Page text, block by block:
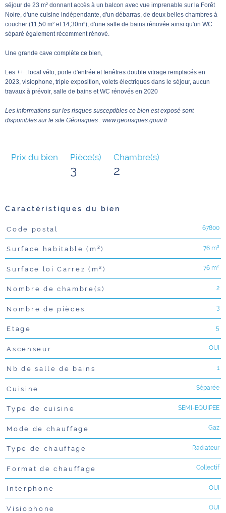
séjour de 23 m² donnant accès à un balcon avec vue imprenable sur la Forêt
Noire, d'une cuisine indépendante, d'un débarras, de deux belles chambres à
coucher (11,50 m² et 14,30m²), d'une salle de bains rénovée ainsi qu'un WC
séparé également récemment rénové.
Une grande cave complète ce bien,
Les ++ : local vélo, porte d'entrée et fenêtres double vitrage remplacés en
2023, visiophone, triple exposition, volets électriques dans le séjour, aucun
travaux à prévoir, salle de bains et WC rénovés en 2020
Les informations sur les risques susceptibles ce bien est exposé sont
disponibles sur le site Géorisques : www.georisques.gouv.fr
Prix du bien Pièce(s)
3
Chambre(s)
2
Caractéristiques du bien
Caractéristiques Valeurs
Code postal 67800
Surface habitable (m²) 76 m²
Surface loi Carrez (m²) 76 m²
Nombre de chambre(s) 2
Nombre de pièces 3
Etage 5
Ascenseur OUI
Nb de salle de bains 1
Cuisine Séparée
Type de cuisine SEMI-EQUIPEE
Mode de chauffage Gaz
Type de chauffage Radiateur
Format de chauffage Collectif
Interphone OUI
Visiophone OUI